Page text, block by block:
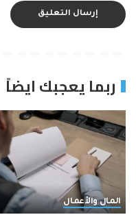
ربما يعجبك ايضاً
المال والأعمال